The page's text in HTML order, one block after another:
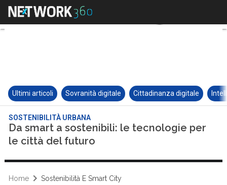
Ultimi articoli Sovranità digitale Cittadinanza digitale
SOSTENIBILITÀ URBANA
Da smart a sostenibili: le tecnologie per
le città del futuro
Home Sostenibilità E Smart City